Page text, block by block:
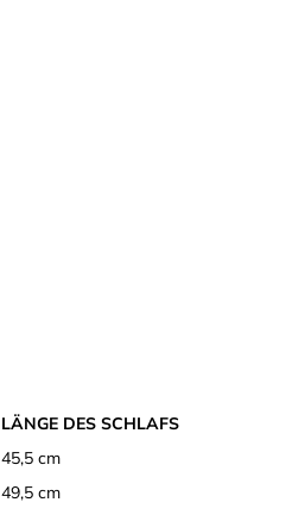
LÄNGE DES SCHLAFS
45,5 cm
49,5 cm